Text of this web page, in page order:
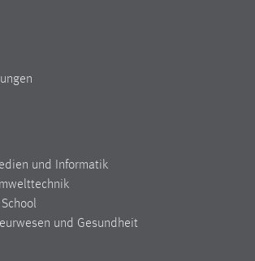
und Informatik
und Gesundheit
erfassen Informationen anonym.
helfen uns zu verstehen, wie